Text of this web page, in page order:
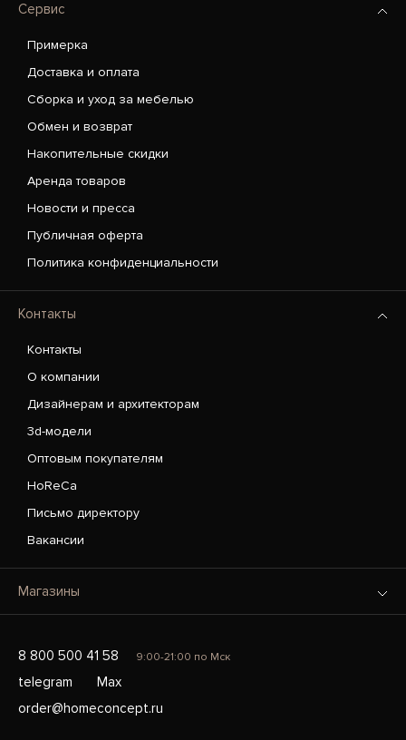
Сервис
Примерка
Доставка и оплата
Сборка и уход за мебелью
Обмен и возврат
Накопительные скидки
Аренда товаров
Новости и пресса
Публичная оферта
Политика конфиденциальности
Контакты
Контакты
О компании
Дизайнерам и архитекторам
3d-модели
Оптовым покупателям
HoReCa
Письмо директору
Вакансии
Магазины
8 800 500 41 58 9:00-21:00 по Мск
telegram
Max
order@homeconcept.ru